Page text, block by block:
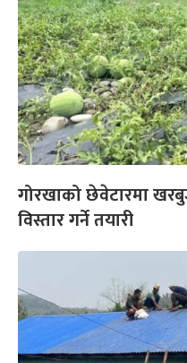
गोरखाको छेवेटारमा
विस्तार गर्ने तयारी